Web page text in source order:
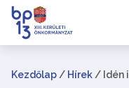
Kezdőlap / Hírek /